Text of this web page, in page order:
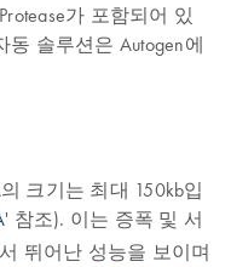
가 포함되어 있
동 솔루션은 Autogen에
크기는 최대 150kb입
' 참조). 이는 증폭 및 서
뛰어난 성능을 보이며